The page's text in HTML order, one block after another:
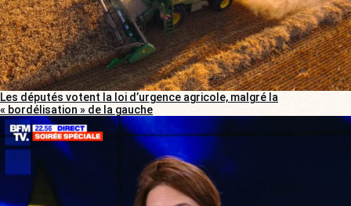
Les députés votent la loi d’urgence agricole, malgré la
« bordélisation » de la gauche